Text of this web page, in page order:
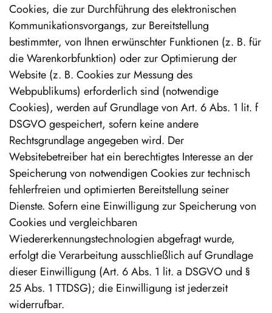
Cookies, die zur Durchführung des elektronischen
Kommunikationsvorgangs, zur Bereitstellung
bestimmter, von Ihnen erwünschter Funktionen (z. B. für
die Warenkorbfunktion) oder zur Optimierung der
Website (z. B. Cookies zur Messung des
Webpublikums) erforderlich sind (notwendige
Cookies), werden auf Grundlage von Art. 6 Abs. 1 lit. f
DSGVO gespeichert, sofern keine andere
Rechtsgrundlage angegeben wird. Der
Websitebetreiber hat ein berechtigtes Interesse an der
Speicherung von notwendigen Cookies zur technisch
fehlerfreien und optimierten Bereitstellung seiner
Dienste. Sofern eine Einwilligung zur Speicherung von
Cookies und vergleichbaren
Wiedererkennungstechnologien abgefragt wurde,
erfolgt die Verarbeitung ausschließlich auf Grundlage
dieser Einwilligung (Art. 6 Abs. 1 lit. a DSGVO und §
25 Abs. 1 TTDSG); die Einwilligung ist jederzeit
widerrufbar.